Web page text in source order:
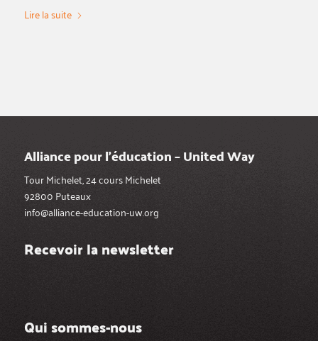
Lire la suite
Alliance pour l’éducation – United Way
Tour Michelet, 24 cours Michelet
92800 Puteaux
info@alliance-education-uw.org
Recevoir la newsletter
Qui sommes-nous